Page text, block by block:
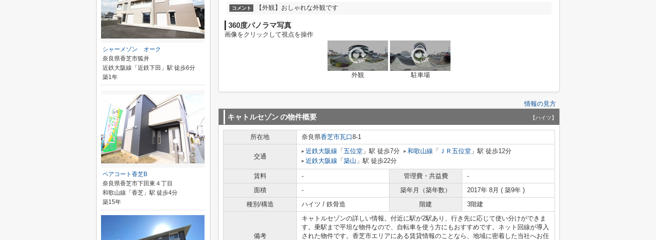
コメント 【外観】おしゃれな外観です
360度パノラマ写真
画像をクリックして視点を操作
外観 駐車場
情報の見方
キャトルセゾンの物件概要 【ハイツ】
所在地 奈良県香芝市瓦口8-1
交通
近鉄大阪線 「 五位堂 」駅 徒歩7分 和歌山線 「 ＪＲ五位堂 」駅 徒歩12分
近鉄大阪線 「 築山 」駅 徒歩22分
賃料 - 管理費・共益費
-
面積
- 築年月（築年数）
2017年 8月 ( 築9年 )
種別/構造
ハイツ / 鉄骨造 階建 3階建
備考
キャトルセゾンの詳しい情報。付近に駅が2駅あり、行き先に応じて使い分けができま
す。乗駅まで平坦な物件なので、自転車を使う方にもおすすめです。ネット回線が導入
された物件です。香芝市エリアにある賃貸情報のことなら、地域に密着した当社へお任
シャーメゾン オーク
奈良県香芝市狐井
近鉄大阪線「近鉄下田」駅 徒歩6分
築1年
ペアコート香芝B
奈良県香芝市下田東４丁目
和歌山線「香芝」駅 徒歩4分
築15年